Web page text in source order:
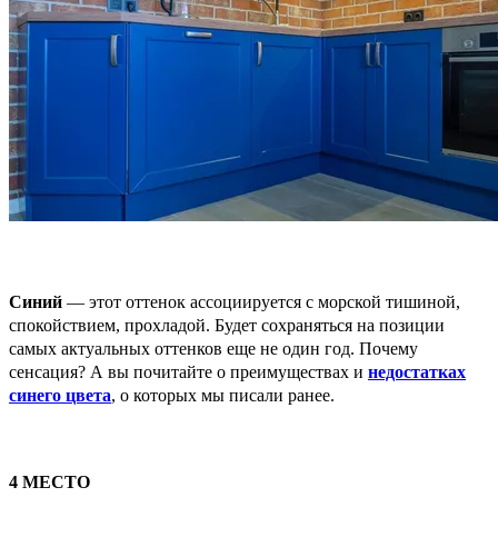
Синий — этот оттенок ассоциируется с морской тишиной,
спокойствием, прохладой. Будет сохраняться на позиции
самых актуальных оттенков еще не один год. Почему
сенсация? А вы почитайте о преимуществах и недостатках
синего цвета, о которых мы писали ранее.
4 МЕСТО